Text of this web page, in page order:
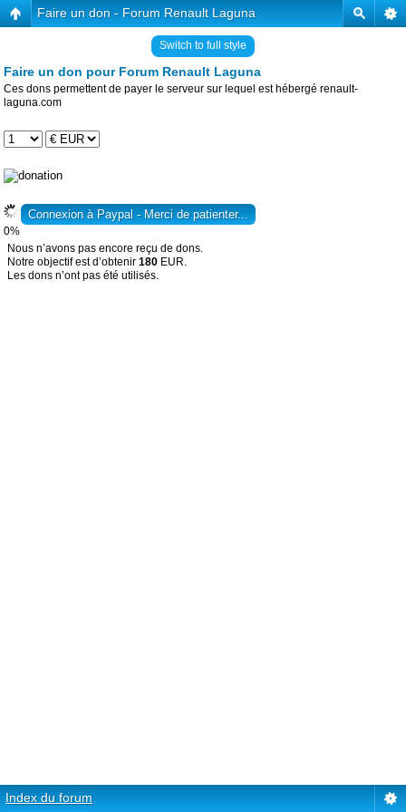
Faire un don - Forum Renault Laguna
Switch to full style
Faire un don pour Forum Renault Laguna
Ces dons permettent de payer le serveur sur lequel est hébergé renault-
laguna.com
0%
Nous n’avons pas encore reçu de dons.
Notre objectif est d’obtenir 180 EUR.
Les dons n’ont pas été utilisés.
Index du forum